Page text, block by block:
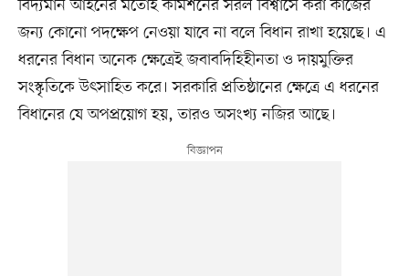
বিদ্যমান আইনের মতোই কমিশনের সরল বিশ্বাসে করা কাজের
জন্য কোনো পদক্ষেপ নেওয়া যাবে না বলে বিধান রাখা হয়েছে। এ
ধরনের বিধান অনেক ক্ষেত্রেই জবাবদিহিহীনতা ও দায়মুক্তির
সংস্কৃতিকে উৎসাহিত করে। সরকারি প্রতিষ্ঠানের ক্ষেত্রে এ ধরনের
বিধানের যে অপপ্রয়োগ হয়, তারও অসংখ্য নজির আছে।